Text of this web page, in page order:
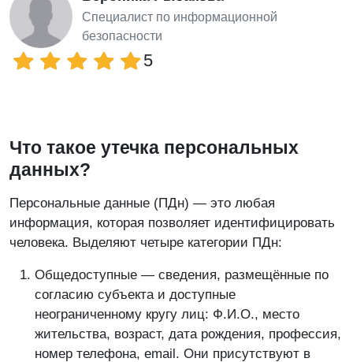
Специалист по информационной
безопасности
5
Что такое утечка персональных
данных?
Персональные данные (ПДн) — это любая
информация, которая позволяет идентифицировать
человека. Выделяют четыре категории ПДн:
Общедоступные — сведения, размещённые по
согласию субъекта и доступные
неограниченному кругу лиц: Ф.И.О., место
жительства, возраст, дата рождения, профессия,
номер телефона, email. Они присутствуют в